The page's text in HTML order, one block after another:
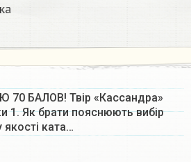
БАЛОВ! Твір «Кассандра»
1. Як брати пояснюють вибір
ката…